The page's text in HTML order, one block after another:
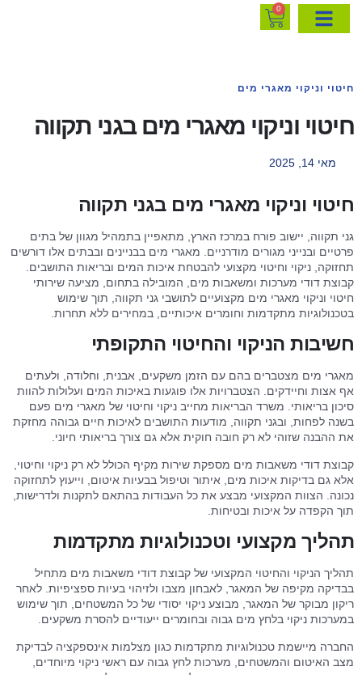
0
חיטוי וניקוי מאגרי מים
חיטוי וניקוי מאגרי מים בגני תקווה
מאי 14, 2025
חיטוי וניקוי מאגרי מים בגני תקווה
גני תקווה, יישוב פורח במרכז הארץ, מתאפיין בתמהיל מגוון של בתים
פרטיים ובנייני מגורים מודרניים. מאגרי מים בבניינים ובבתים אלו דורשים
תחזוקה, ניקוי וחיטוי מקצועי להבטחת איכות המים ובריאות התושבים.
קבוצת דודי מערכות ומשאבות מים, המובילה בתחום, מציעה שירותי
חיטוי וניקוי מאגרי מים מקצועיים לתושבי גני תקווה, תוך שימוש
בטכנולוגיות מתקדמות וחומרים איכותיים, במחירים ללא תחרות.
חשיבות הניקוי והחיטוי התקופתי
מאגרי מים מצטברים בהם עם הזמן משקעים, אבנית, וחלודה, ולעתים
אף אצות וחיידקים. הצטברויות אלו פוגעות באיכות המים ועלולות להוות
סיכון בריאותי. משרד הבריאות מחייב ניקוי וחיטוי של מאגרי מים פעם
בשנה לפחות, ובגני תקווה, מודעות התושבים לאיכות חיים גבוהה מחזקת
את ההבנה שזוהי לא רק חובה חוקית אלא גם צורך בריאותי חיוני.
קבוצת דודי משאבות מים מספקת שירות מקיף הכולל לא רק ניקוי וחיטוי,
אלא גם בדיקות איכות מים, איתור וטיפול בבעיות איטום, וייעוץ לתחזוקה
נכונה. הצוות המקצועי מבצע את כל העבודות בהתאם לתקנות ולדרישות,
תוך הקפדה על איכות ובטיחות.
תהליך מקצועי וטכנולוגיות מתקדמות
תהליך הניקוי והחיטוי המקצועי של קבוצת דודי משאבות מים מתחיל
בבדיקה מקיפה של המאגר, לאבחון מצבו ולזיהוי בעיות ספציפיות. לאחר
ריקון מבוקר של המאגר, מבוצע ניקוי יסודי של כל המשטחים, תוך שימוש
במערכות ניקוי בלחץ מים גבוה ובחומרים ייעודיים להסרת משקעים.
החברה מיישמת טכנולוגיות מתקדמות כגון מצלמות אינספקציה לבדיקת
מצב האיטום והמשטחים, מערכות לחץ גבוה עם ראשי ניקוי מיוחדים,